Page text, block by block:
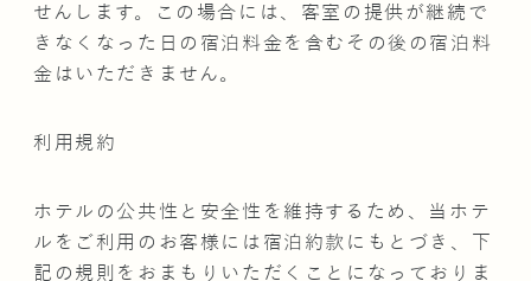
せんします。この場合には、客室の提供が継続で
きなくなった日の宿泊料金を含むその後の宿泊料
金はいただきません。
利用規約
ホテルの公共性と安全性を維持するため、当ホテ
ルをご利用のお客様には宿泊約款にもとづき、下
記の規則をおまもりいただくことになっておりま